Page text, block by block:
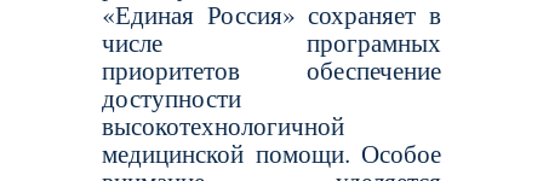
«Единая Россия» сохраняет в
числе програмных
приоритетов обеспечение
доступности
высокотехнологичной
медицинской помощи. Особое